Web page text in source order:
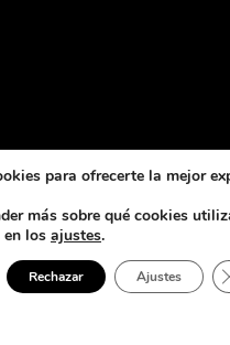
para ofrecerte la mejor
más sobre qué cookies
los ajustes.
Rechazar Ajustes